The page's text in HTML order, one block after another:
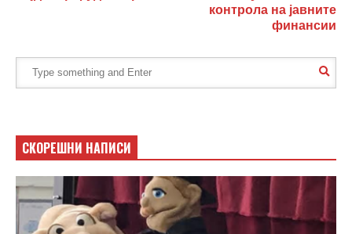
контрола на јавните
финансии
СКОРЕШНИ НАПИСИ